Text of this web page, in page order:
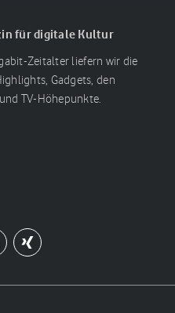
für digitale Kultur
Zeitalter liefern wir die
Gadgets, den
TV-Höhepunkte.